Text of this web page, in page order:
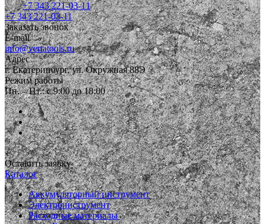
+7 343 221-03-11
+7 343 221-03-11
Заказать звонок
E-mail
info@vertatools.ru
Адрес
г. Екатеринбург, ул. Окружная 88Э
Режим работы
Пн. – Пт.: с 9:00 до 18:00
Оставить заявку
Каталог
Аккумуляторный инструмент
Электроинструмент
Расходные материалы